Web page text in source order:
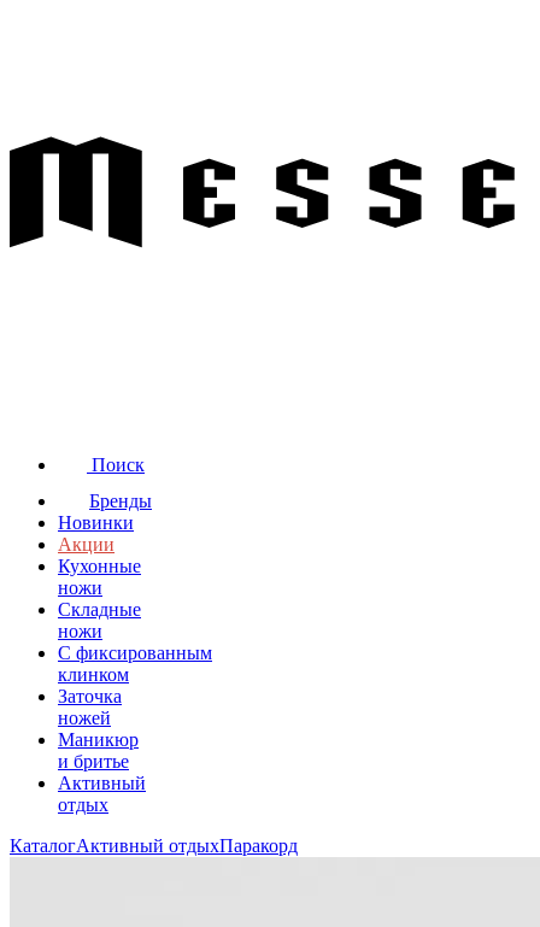
Поиск
Бренды
Новинки
Акции
Кухонные
ножи
Складные
ножи
C фиксированным
клинком
Заточка
ножей
Маникюр
и бритье
Активный
отдых
КаталогАктивный отдыхПаракорд